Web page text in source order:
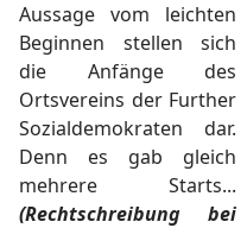
Aussage vom leichten
Beginnen stellen sich
die Anfänge des
Ortsvereins der Further
Sozialdemokraten dar.
Denn es gab gleich
mehrere Starts...
(Rechtschreibung bei